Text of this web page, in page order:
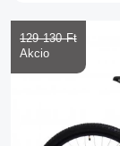
129 130 Ft‎